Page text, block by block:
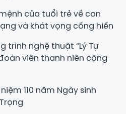
của tuổi trẻ về con
và khát vọng cống hiến
trình nghệ thuật “Lý Tự
viên thanh niên cộng
110 năm Ngày sinh